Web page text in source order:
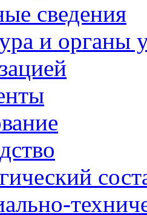
сведения
и органы